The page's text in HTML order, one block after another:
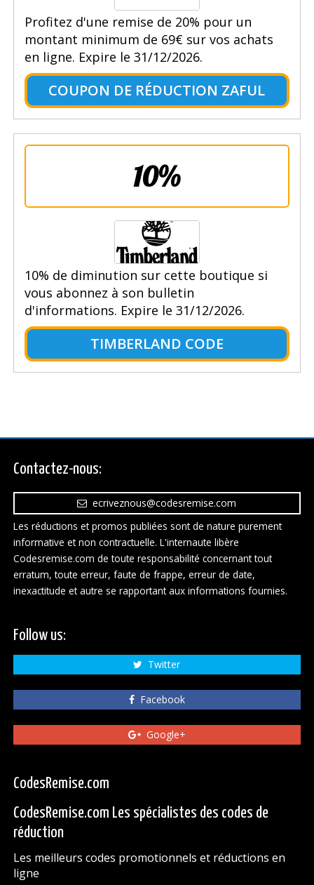
Profitez d'une remise de 20% pour un
montant minimum de 69€ sur vos achats
en ligne. Expire le 31/12/2026.
COUPON DE RÉDUCTION ZAFUL
10%
10% de diminution sur cette boutique si
vous abonnez à son bulletin
d'informations. Expire le 31/12/2026.
TIMBERLAND CODE
Contactez-nous:
ecriveznous@codesremise.com
Les réductions et promos publiées sont de nature purement
informative et non contractuelle. L'internaute libère
Codesremise.com de toute responsabilité concernant tout
erratum, toute erreur, faute de frappe, erreur de date,
inexactitude et autre se rapportant aux informations fournies.
Follow us:
Twitter
Facebook
Google+
CodesRemise.com
CodesRemise.com Les spécialistes des codes de
réduction
Les meilleurs codes promotionnels et réductions en
ligne